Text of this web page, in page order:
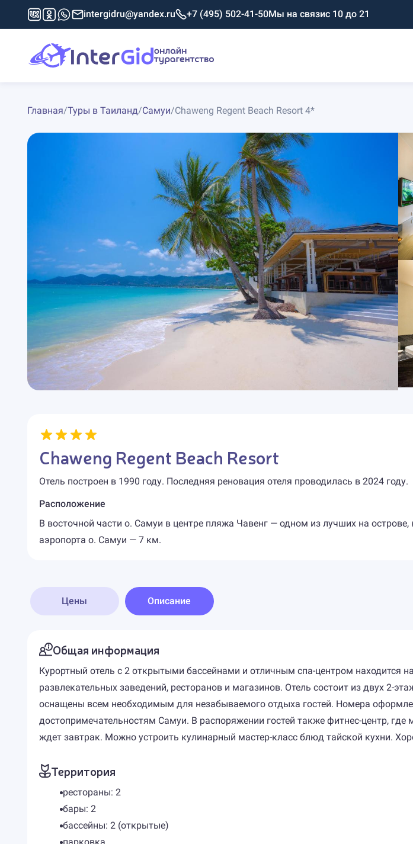
intergidru@yandex.ru +7 (495) 502-41-50Мы на связис 10 до 21
Главная/Туры в Таиланд/Самуи/Chaweng Regent Beach Resort 4*
Chaweng Regent Beach Resort
Отель построен в 1990 году. Последняя реновация отеля проводилась в 2024 году.
Расположение
В восточной части о. Самуи в центре пляжа Чавенг — одном из лучших на
аэропорта о. Самуи — 7 км.
Цены Описание
Общая информация
Курортный отель с 2 открытыми бассейнами и отличным спа-центром находится
развлекательных заведений, ресторанов и магазинов. Отель состоит из двух 2-
оснащены всем необходимым для незабываемого отдыха гостей. Номера
достопримечательностям Самуи. В распоряжении гостей также фитнес-центр,
ждет завтрак. Можно устроить кулинарный мастер-класс блюд тайской кухни.
Территория
рестораны: 2
бары: 2
бассейны: 2 (открытые)